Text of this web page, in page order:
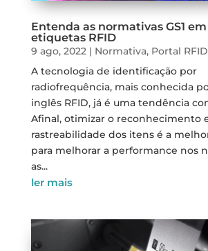
Entenda as normativas GS1
etiquetas RFID
9 ago, 2022 | Normativa, Portal RFID
A tecnologia de identificação por
radiofrequência, mais conhecida
inglês RFID, já é uma tendência
Afinal, otimizar o reconhecimento
rastreabilidade dos itens é a
para melhorar a performance nos
as...
ler mais